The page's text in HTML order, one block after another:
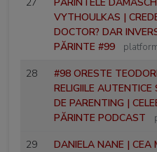
VYTHOULKAS |
DOCTOR? DAR
PĂRINTE #99
28
#98 ORESTE
RELIGIILE AUTENTICE
DE PARENTING |
PĂRINTE PODCAST
29
DANIELA NANE | CEA